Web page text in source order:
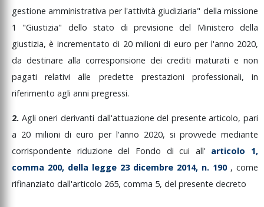
gestioneamministrativa perl'attività giudiziaria" dellamissione
1 "Giustizia" dellostato di previsionedel Ministero della
giustizia,è incrementatodi 20milionidi europer l'anno 2020,
da destinare alla corresponsione dei crediti maturati e non
pagatirelativialle predette prestazioni professionali,in
riferimento agli anni pregressi.
2. Aglioneri derivanti dall'attuazionedel presentearticolo, pari
a 20 milionidieuroper l'anno 2020, siprovvedemediante
corrispondente riduzionedel Fondo dicui all' articolo 1,
comma 200, della legge 23 dicembre 2014, n. 190 , come
rifinanziato dall'articolo 265, comma 5, del presente decreto